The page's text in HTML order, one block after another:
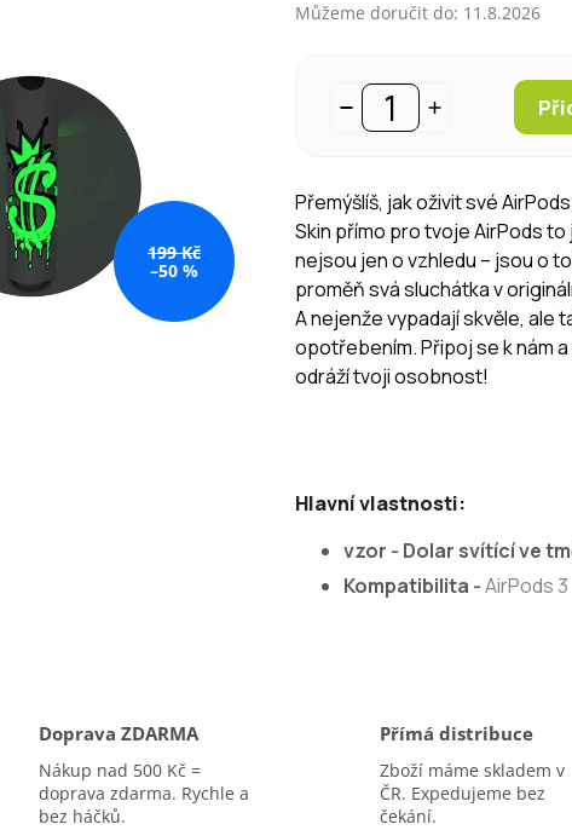
199 Kč
–50 %
Můžeme doručit do: 11.8.2026
Přemýšlíš, jak oživit své
Skin přímo pro tvoje AirPods
nejsou jen o vzhledu – jsou o
proměň svá sluchátka v
A nejenže vypadají skvěle, ale
opotřebením. Připoj se k nám
odráží tvoji osobnost!
Hlavní vlastnosti:
vzor - Dolar svítící ve
Kompatibilita -AirPods 3
Doprava ZDARMA
Nákup nad 500 Kč =
doprava zdarma. Rychle a
bez háčků.
Přímá distribuce
Zboží máme skladem v
ČR. Expedujeme bez
čekání.